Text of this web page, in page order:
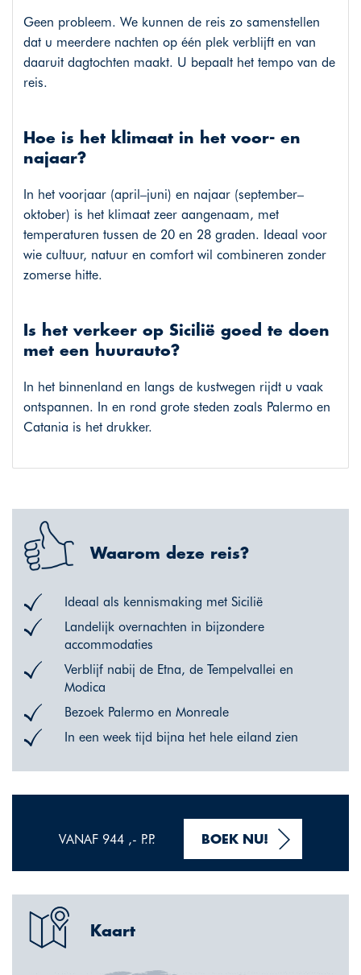
Geen probleem. We kunnen de reis zo samenstellen
dat u meerdere nachten op één plek verblijft en van
daaruit dagtochten maakt. U bepaalt het tempo van de
reis.
Hoe is het klimaat in het voor- en
najaar?
In het voorjaar (april–juni) en najaar (september–
oktober) is het klimaat zeer aangenaam, met
temperaturen tussen de 20 en 28 graden. Ideaal voor
wie cultuur, natuur en comfort wil combineren zonder
zomerse hitte.
Is het verkeer op Sicilië goed te doen
met een huurauto?
In het binnenland en langs de kustwegen rijdt u vaak
ontspannen. In en rond grote steden zoals Palermo en
Catania is het drukker.
Waarom deze reis?
Ideaal als kennismaking met Sicilië
Landelijk overnachten in bijzondere
accommodaties
Verblijf nabij de Etna, de Tempelvallei en
Modica
Bezoek Palermo en Monreale
In een week tijd bijna het hele eiland zien
VANAF 944 ,- P.P. BOEK NU!
Kaart